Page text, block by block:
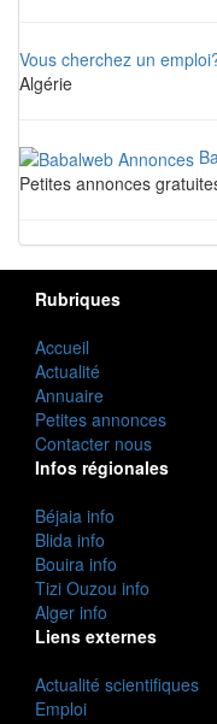
Vous cherchez un
Algérie
Petites annonces
Rubriques
Accueil
Actualité
Annuaire
Petites annonces
Contacter nous
Infos régionales
Béjaia info
Blida info
Bouira info
Tizi Ouzou info
Alger info
Liens externes
Actualité scientifiques
Emploi